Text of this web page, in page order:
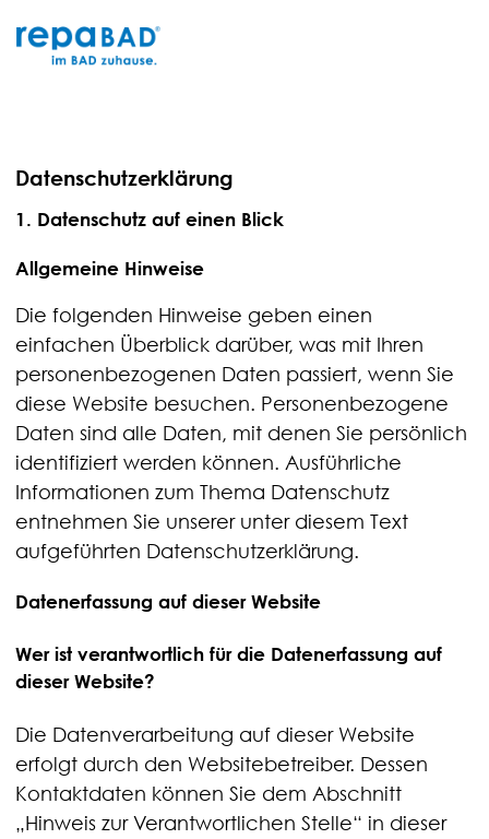
Inhalt
springen
Datenschutz­erklärung
1. Datenschutz auf einen Blick
Allgemeine Hinweise
Die folgenden Hinweise geben einen
einfachen Überblick darüber, was mit Ihren
personenbezogenen Daten passiert, wenn Sie
diese Website besuchen. Personenbezogene
Daten sind alle Daten, mit denen Sie persönlich
identifiziert werden können. Ausführliche
Informationen zum Thema Datenschutz
entnehmen Sie unserer unter diesem Text
aufgeführten Datenschutzerklärung.
Datenerfassung auf dieser Website
Wer ist verantwortlich für die Datenerfassung auf
dieser Website?
Die Datenverarbeitung auf dieser Website
erfolgt durch den Websitebetreiber. Dessen
Kontaktdaten können Sie dem Abschnitt
„Hinweis zur Verantwortlichen Stelle“ in dieser